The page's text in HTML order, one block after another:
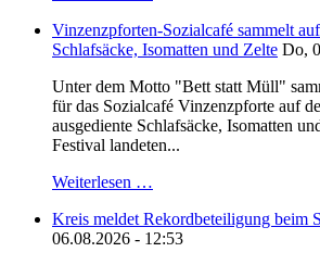
Vinzenzpforten-Sozialcafé sammelt
Schlafsäcke, Isomatten und Zelte Do,
Unter dem Motto "Bett statt Müll"
für das Sozialcafé Vinzenzpforte auf
ausgediente Schlafsäcke, Isomatten
Festival landeten...
Weiterlesen …
Kreis meldet Rekordbeteiligung beim
06.08.2026 - 12:53